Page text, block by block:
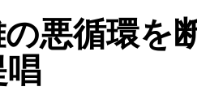
悪循環を
唱